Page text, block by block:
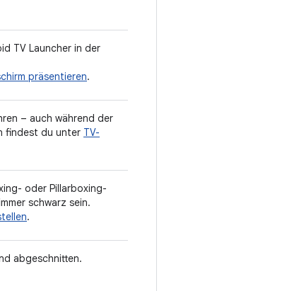
TV Launcher in der
präsentieren.
– auch während der
findest du unter TV-
oder Pillarboxing-
schwarz sein.
.
abgeschnitten.